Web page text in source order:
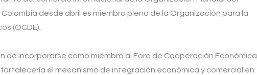
desde abril es miembro pleno de la Organización para la
(OCDE).
de incorporarse como miembro al Foro de Cooperación Económica
el mecanismo de integración económica y comercial en